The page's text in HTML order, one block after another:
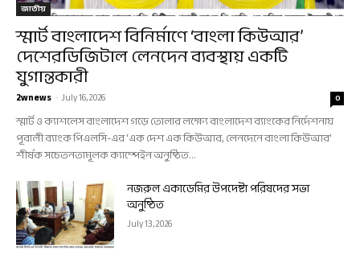
জাতীয়
স্মার্ট বাংলাদেশ বিনির্মাণে ‘বাংলা কিউআর’
দেশেরডিজিটাল লেনদেন ব্যবস্থায় একটি
যুগান্তকারী
2wnews -July 16, 2026 0
স্মার্ট ও ক্যাশলেস বাংলাদেশ গড়ে তোলার লক্ষ্যে বাংলাদেশ ব্যাংকের নির্দেশনায়
পূবালী ব্যাংক পিএলসি-এর ‘এক দেশ এক কিউআর, লেনদেনে বাংলা কিউআর’
শীর্ষক সচেতনতামূলক ক্যাম্পেইন অনুষ্ঠিত...
নজরুল একাডেমির উপদেষ্টা পরিষদের সভা
অনুষ্ঠিত
July 13, 2026